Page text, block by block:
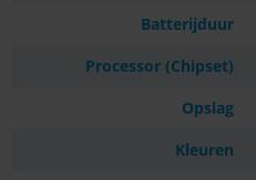
Batterijduur
Processor (Chipset)
Opslag
Kleuren